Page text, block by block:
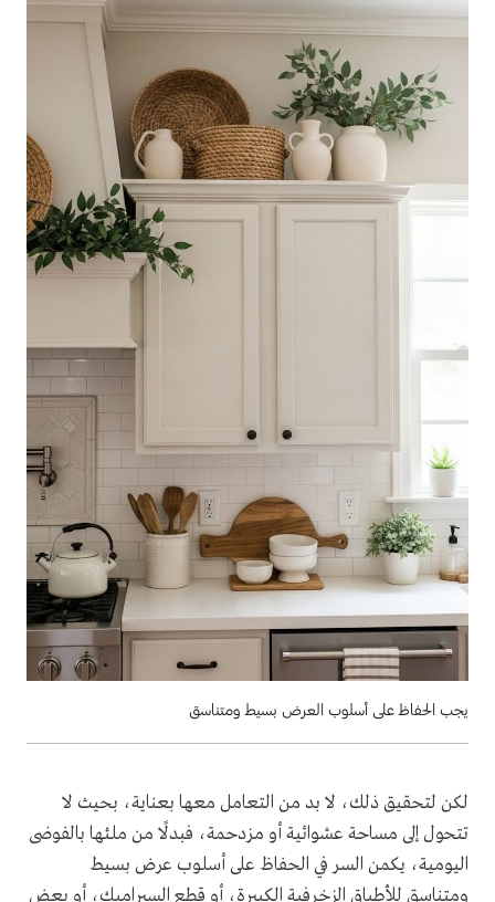
يجب الحفاظ على أسلوب العرض بسيط ومتناسق
لكن لتحقيق ذلك، لا بد من التعامل معها بعناية، بحيث لا
تتحول إلى مساحة عشوائية أو مزدحمة، فبدلًا من ملئها بالفوضى
اليومية، يكمن السر في الحفاظ على أسلوب عرض بسيط
ومتناسق للأطباق الزخرفية الكبيرة، أو قطع السيراميك، أو بعض